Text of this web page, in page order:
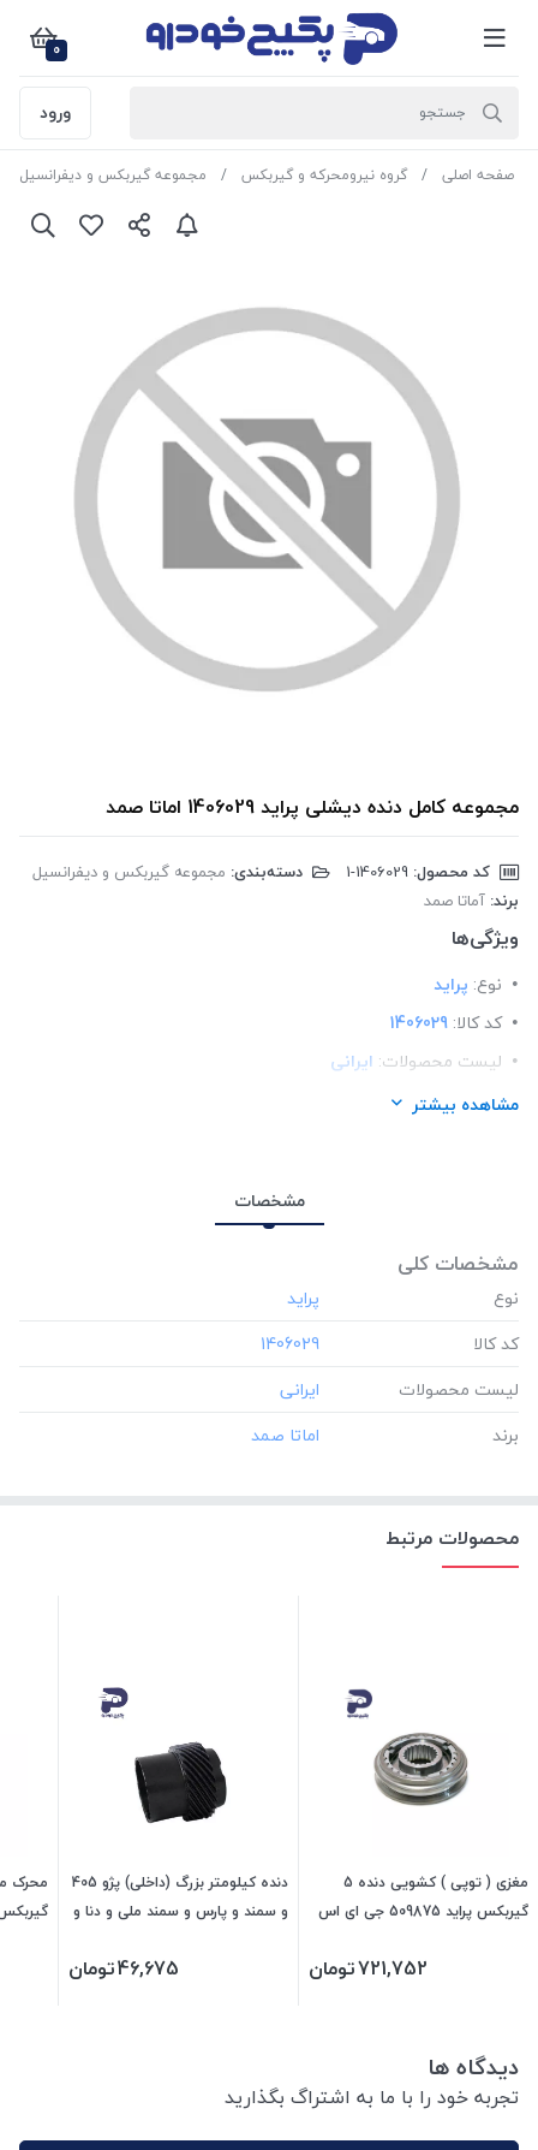
0
ورود
صفحه اصلی گروه نیرومحرکه و گیربکس مجموعه گیربکس و دیفرانسیل
مجموعه کامل دنده دیشلی پراید 1406029 اماتا صمد
کد محصول: دسته‌بندی: مجموعه گیربکس و دیفرانسیل
برند: آماتا صمد
ویژگی‌ها
نوع: پراید
کد کالا: 1406029
لیست محصولات: ایرانی
برند:اماتا صمد
مشاهده بیشتر
مشخصات
مشخصات کلی
نوع
کد کالا
‎1406029
لیست محصولات
برند
محصولات مرتبط
مغزی ( توپی ) کشویی دنده 5
گیربکس پراید 509875 جی ای اس
721,752تومان
دنده کیلومتر بزرگ (داخلی) پژو 405
و سمند و پارس و سمند ملی و دنا و
46,675تومان
دیدگاه ها
تجربه خود را با ما به اشتراگ بگذارید